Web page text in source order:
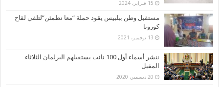
15 فبراير، 2024
مستقبل وطن ببلبيس يقود حملة “معا نطمئن”لتلقي لقاح
كورونا
13 نوفمبر، 2021
ننشر أسماء أول 100 نائب يستقبلهم البرلمان الثلاثاء
المقبل
20 ديسمبر، 2020